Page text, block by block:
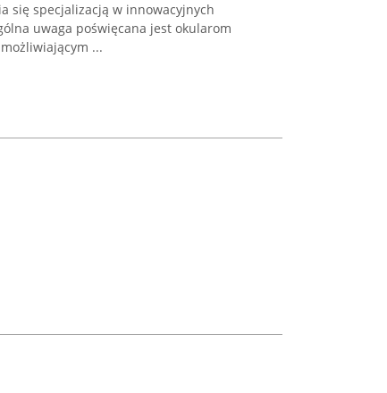
się specjalizacją w innowacyjnych
uwaga poświęcana jest okularom
...